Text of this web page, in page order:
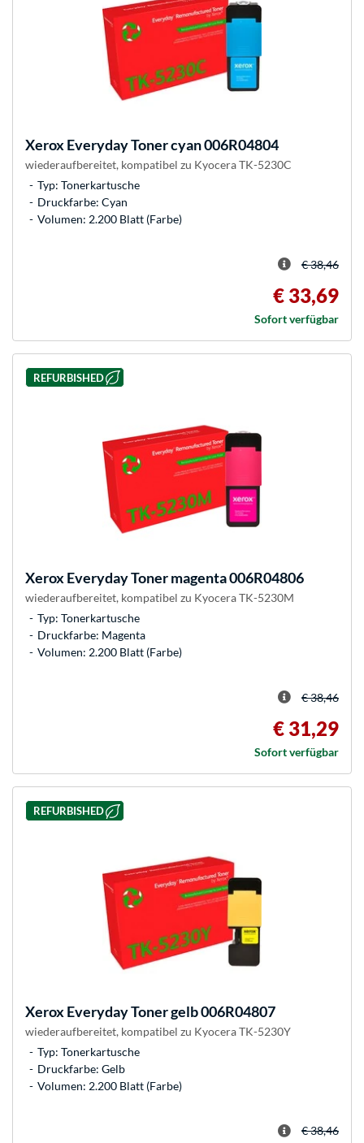
XeroxEveryday Toner cyan 006R04804
wiederaufbereitet, kompatibel zu Kyocera TK-5230C
Typ: Tonerkartusche
Druckfarbe: Cyan
Volumen: 2.200 Blatt (Farbe)
€ 38,46
€ 33,69
Sofort verfügbar
REFURBISHED
XeroxEveryday Toner magenta 006R04806
wiederaufbereitet, kompatibel zu Kyocera TK-5230M
Typ: Tonerkartusche
Druckfarbe: Magenta
Volumen: 2.200 Blatt (Farbe)
€ 38,46
€ 31,29
Sofort verfügbar
REFURBISHED
XeroxEveryday Toner gelb 006R04807
wiederaufbereitet, kompatibel zu Kyocera TK-5230Y
Typ: Tonerkartusche
Druckfarbe: Gelb
Volumen: 2.200 Blatt (Farbe)
€ 38,46